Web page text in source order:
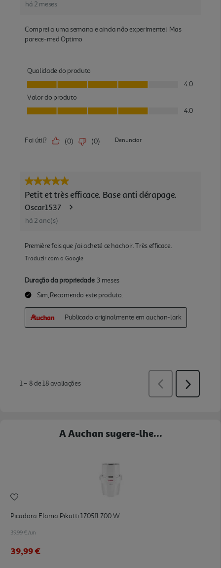
A Auchan sugere-lhe...
Picadora Flama Pikatti 1705fl 700 W
39.99 €/un
39,99 €